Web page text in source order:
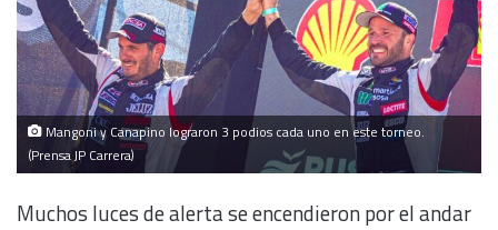
Mangoni y Canapino lograron 3 podios cada uno en este torneo.
(Prensa JP Carrera)
Muchos luces de alerta se encendieron por el andar